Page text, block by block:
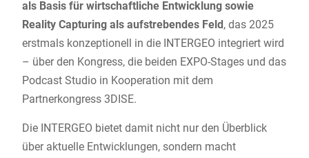
als Basis für wirtschaftliche Entwicklung sowie
Reality Capturing als aufstrebendes Feld, das 2025
erstmals konzeptionell in die INTERGEO integriert wird
– über den Kongress, die beiden EXPO-Stages und das
Podcast Studio in Kooperation mit dem
Partnerkongress 3DISE.
Die INTERGEO bietet damit nicht nur den Überblick
über aktuelle Entwicklungen, sondern macht